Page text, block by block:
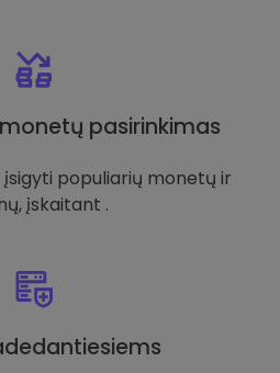
pasirinkimas
populiarių monetų ir
įskaitant .